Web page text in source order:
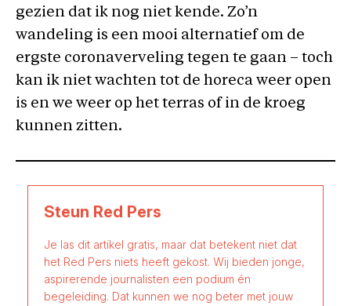
gezien dat ik nog niet kende. Zo’n
wandeling is een mooi alternatief om de
ergste coronaverveling tegen te gaan – toch
kan ik niet wachten tot de horeca weer open
is en we weer op het terras of in de kroeg
kunnen zitten.
Steun Red Pers
Je las dit artikel gratis, maar dat betekent niet dat
het Red Pers niets heeft gekost. Wij bieden jonge,
aspirerende journalisten een podium én
begeleiding. Dat kunnen we nog beter met jouw